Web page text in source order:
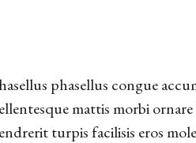
phasellus congue
mattis morbi
turpis facilisis eros